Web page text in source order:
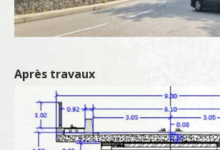
Après travaux